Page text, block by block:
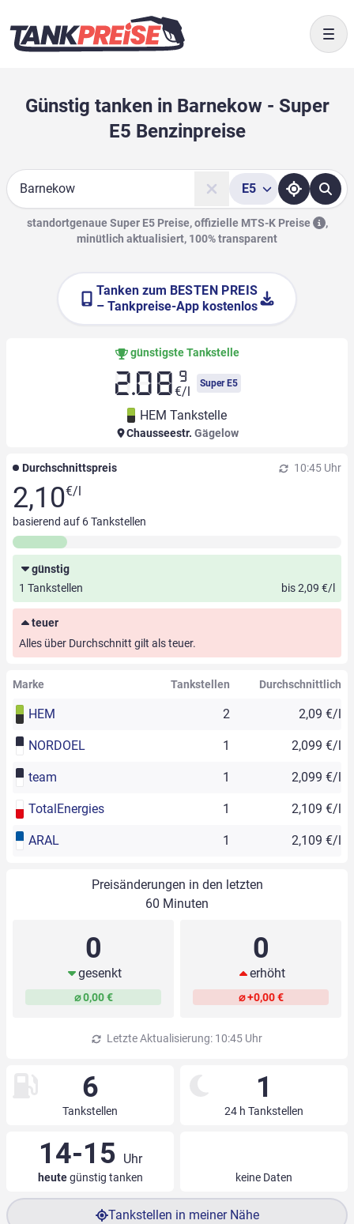
Günstig tanken in Barnekow - Super
E5 Benzinpreise
Suche
E5
standortgenaue Super E5 Preise, offizielle MTS-K Preise
,
minütlich aktualisiert, 100% transparent
Tanken zum BESTEN PREIS
– Tankpreise-App kostenlos
günstigste Tankstelle
2.08 9
€/l
Super E5
HEM Tankstelle
Chausseestr. Gägelow
Durchschnittspreis 10:45 Uhr
2,10€/l
basierend auf 6Tankstellen
günstig
1 Tankstellen
bis 2,09 €/l
teuer
Alles über Durchschnitt gilt als teuer.
Marke Tankstellen Durchschnittlich
HEM 2 2,09 €/l
NORDOEL 1 2,099 €/l
team 1 2,099 €/l
TotalEnergies 1 2,109 €/l
ARAL 1 2,109 €/l
Preisänderungen in den letzten
60 Minuten
0
gesenkt
⌀ 0,00 €
0
erhöht
⌀ +0,00 €
Letzte Aktualisierung: 10:45 Uhr
6
Tankstellen
1
24 h Tankstellen
14-15 Uhr
heutegünstig tanken keine Daten
Tankstellen in meiner Nähe